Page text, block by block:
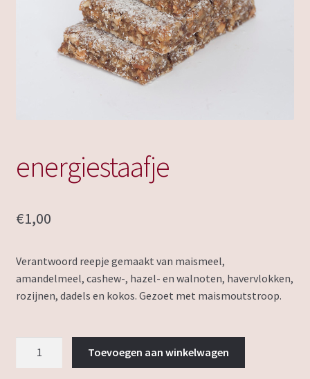
energiestaafje
€1,00
Verantwoord reepje gemaakt van maismeel,
amandelmeel, cashew-, hazel- en walnoten, havervlokken,
rozijnen, dadels en kokos. Gezoet met maismoutstroop.
Toevoegen aan winkelwagen